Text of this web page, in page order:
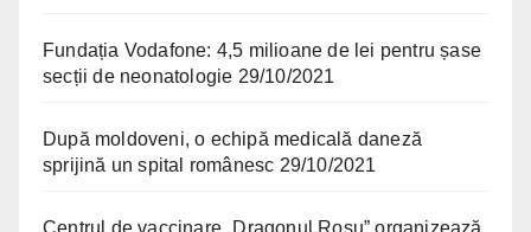
Fundația Vodafone: 4,5 milioane de lei pentru șase
secții de neonatologie 29/10/2021
După moldoveni, o echipă medicală daneză
sprijină un spital românesc 29/10/2021